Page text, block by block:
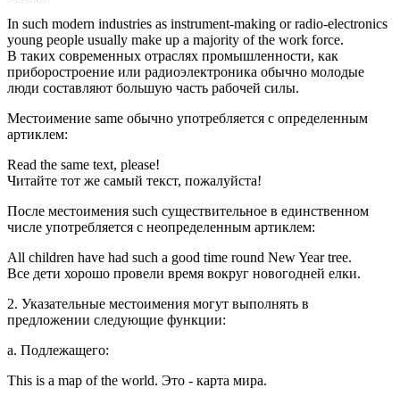
In such modern industries as instrument-making or radio-electronics
young people usually make up a majority of the work force.
В таких современных отраслях промышленности, как
приборостроение или радиоэлектроника обычно молодые
люди составляют большую часть рабочей силы.
Местоимение same обычно употребляется с определенным
артиклем:
Read the same text, please!
Читайте тот же самый текст, пожалуйста!
После местоимения such существительное в единственном
числе употребляется с неопределенным артиклем:
All children have had such a good time round New Year tree.
Все дети хорошо провели время вокруг новогодней елки.
2. Указательные местоимения могут выполнять в
предложении следующие функции:
a. Подлежащего:
This is a map of the world. Это - карта мира.